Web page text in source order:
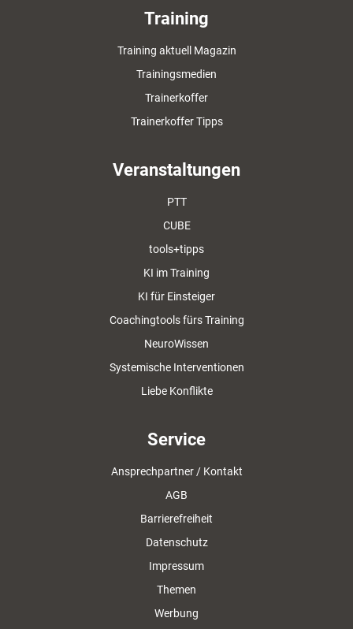
Training
Training aktuell Magazin
Trainingsmedien
Trainerkoffer
Trainerkoffer Tipps
Veranstaltungen
PTT
CUBE
tools+tipps
KI im Training
KI für Einsteiger
Coachingtools fürs Training
NeuroWissen
Systemische Interventionen
Liebe Konflikte
Service
Ansprechpartner / Kontakt
AGB
Barrierefreiheit
Datenschutz
Impressum
Themen
Werbung